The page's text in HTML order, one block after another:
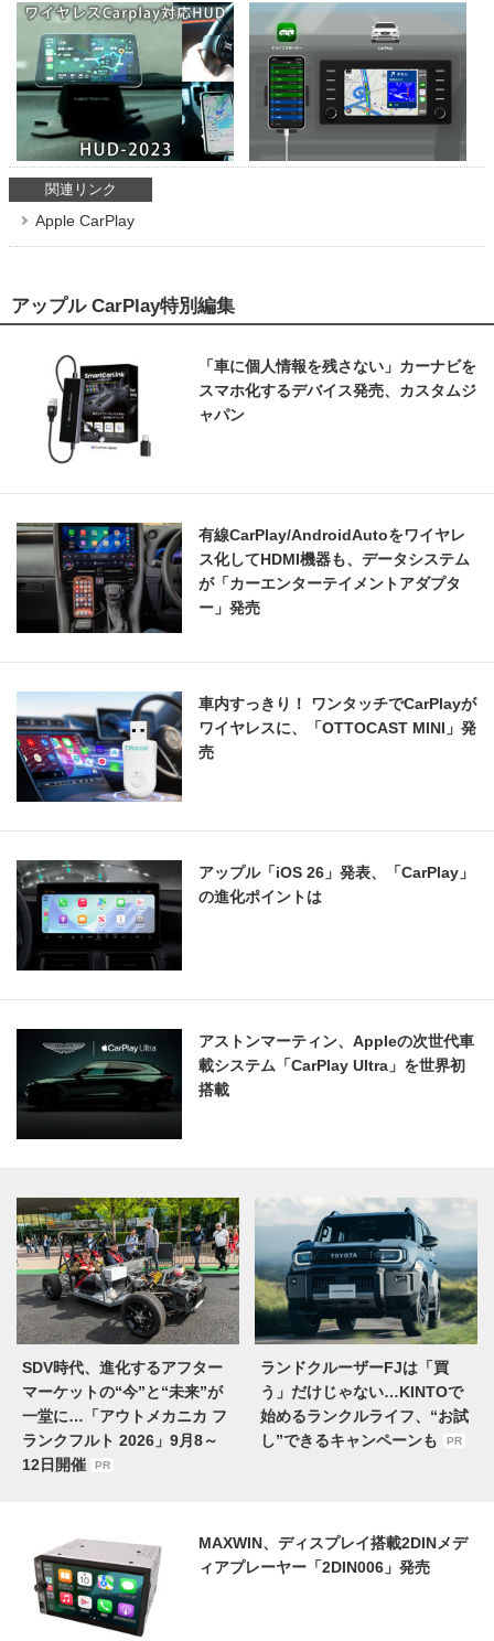
関連リンク
Apple CarPlay
アップル CarPlay特別編集
「車に個人情報を残さない」カーナビを
スマホ化するデバイス発売、カスタムジ
ャパン
有線CarPlay/AndroidAutoをワイヤレ
ス化してHDMI機器も、データシステム
が「カーエンターテイメントアダプタ
ー」発売
車内すっきり！ ワンタッチでCarPlayが
ワイヤレスに、「OTTOCAST MINI」発
売
アップル「iOS 26」発表、「CarPlay」
の進化ポイントは
アストンマーティン、Appleの次世代車
載システム「CarPlay Ultra」を世界初
搭載
SDV時代、進化するアフター
マーケットの“今”と“未来”が
一堂に…「アウトメカニカ フ
ランクフルト 2026」9月8～
12日開催
PR
ランドクルーザーFJは「買
う」だけじゃない…KINTOで
始めるランクルライフ、“お試
し”できるキャンペーンも
PR
MAXWIN、ディスプレイ搭載2DINメデ
ィアプレーヤー「2DIN006」発売